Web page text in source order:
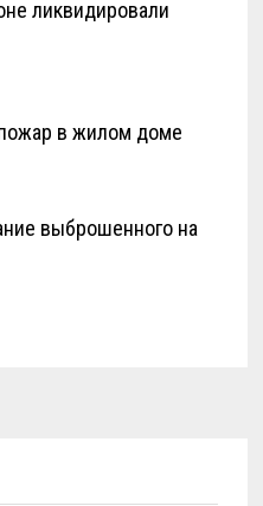
ликвидировали
в жилом доме
выброшенного на